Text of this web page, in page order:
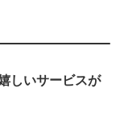
しいサービスが